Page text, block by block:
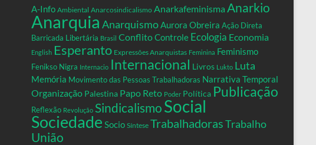
A-Info Ambiental Anarcosindicalismo Anarkafeminisma Anarkio
Anarquia AnarquismoAurora Obreira Ação Direta
Barricada Libertária Brasil ConflitoControle Ecologia Economia
English Esperanto Expressões Anarquistas Feminina Feminismo
Fenikso Nigra Internacio Internacional Livros Lukto Luta
Memória Movimento das Pessoas Trabalhadoras Narrativa Temporal
Organização Palestina Papo Reto Poder Política Publicação
Reflexão Revolução Sindicalismo Social
Sociedade Socio Síntese TrabalhadorasTrabalho
União